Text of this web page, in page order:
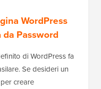
WordPress
Password
di WordPress fa
Se desideri un
creare